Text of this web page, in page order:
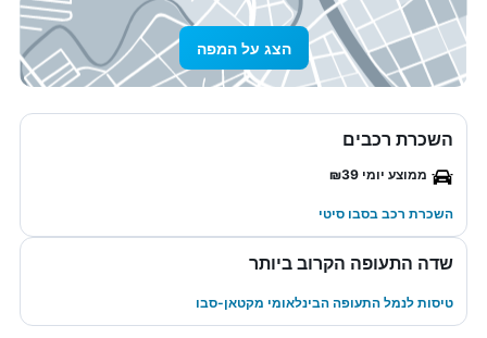
הצג על המפה
השכרת רכבים
ממוצע יומי ₪39
השכרת רכב בסבו סיטי
שדה התעופה הקרוב ביותר
טיסות לנמל התעופה הבינלאומי מקטאן-סבו